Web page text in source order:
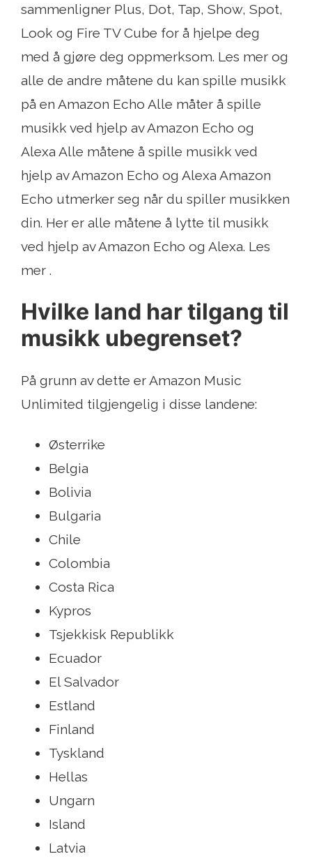
sammenligner Plus, Dot, Tap, Show, Spot,
Look og Fire TV Cube for å hjelpe deg
med å gjøre deg oppmerksom. Les mer og
alle de andre måtene du kan spille musikk
på en Amazon Echo Alle måter å spille
musikk ved hjelp av Amazon Echo og
Alexa Alle måtene å spille musikk ved
hjelp av Amazon Echo og Alexa Amazon
Echo utmerker seg når du spiller musikken
din. Her er alle måtene å lytte til musikk
ved hjelp av Amazon Echo og Alexa. Les
mer .
Hvilke land har tilgang til
musikk ubegrenset?
På grunn av dette er Amazon Music
Unlimited tilgjengelig i disse landene:
Østerrike
Belgia
Bolivia
Bulgaria
Chile
Colombia
Costa Rica
Kypros
Tsjekkisk Republikk
Ecuador
El Salvador
Estland
Finland
Tyskland
Hellas
Ungarn
Island
Latvia